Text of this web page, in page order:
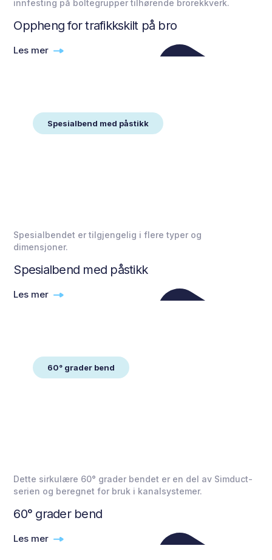
innfesting på boltegrupper tilhørende brorekkverk.
Oppheng for trafikkskilt på bro
Les mer
Spesialbend med påstikk
Spesialbendet er tilgjengelig i flere typer og
dimensjoner.
Spesialbend med påstikk
Les mer
60° grader bend
Dette sirkulære 60° grader bendet er en del av Simduct-
serien og beregnet for bruk i kanalsystemer.
60° grader bend
Les mer